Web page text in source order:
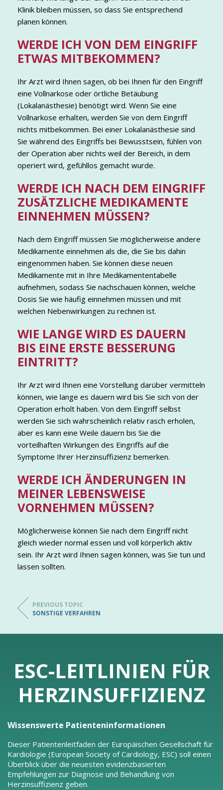
Klinik bleiben müssen, so dass Sie entsprechend
planen können.
WERDE ICH VON DEM EINGRIFF
ETWAS MITBEKOMMEN?
Ihr Arzt wird Ihnen sagen, ob bei Ihnen für den Eingriff
eine Vollnarkose oder örtliche Betäubung
(Lokalanästhesie) benötigt wird. Wenn Sie eine
Vollnarkose erhalten, werden Sie von dem Eingriff
nichts mitbekommen. Bei einer Lokalanästhesie sind
Sie während des Eingriffs bei Bewusstsein, fühlen von
der Operation aber nichts weil der Bereich, in dem
operiert wird, gefühllos gemacht wurde.
WERDE ICH NACH DEM EINGRIFF
ZUSÄTZLICHE MEDIKAMENTE
EINNEHMEN MÜSSEN?
Nach dem Eingriff müssen Sie möglicherweise andere
Medikamente einnehmen als die, die Sie bis dahin
eingenommen haben. Sie können diese neuen
Medikamente mit in Ihre Medikamententabelle
aufnehmen, sodass Sie nachschauen können, welche
Dosis Sie wie häufig einnehmen müssen und mit
welchen Nebenwirkungen zu rechnen ist.
WIE LANGE WIRD ES DAUERN
BIS EINE ERSTE BESSERUNG
EINTRITT?
Ihr Arzt wird Ihnen eine Vorstellung darüber vermitteln
können, wie lange es dauern wird bis Sie sich von der
Operation erholt haben. Von dem Eingriff selbst
werden Sie sich wahrscheinlich relativ rasch erholen,
aber es kann eine Weile dauern bis Sie die
vorteilhaften Wirkungen des Eingriffs auf die
Symptome Ihrer Herzinsuffizienz bemerken.
WERDE ICH ÄNDERUNGEN IN
MEINER LEBENSWEISE
VORNEHMEN MÜSSEN?
Möglicherweise können Sie nach dem Eingriff nicht
gleich wieder normal essen und voll körperlich aktiv
sein. Ihr Arzt wird Ihnen sagen können, was Sie tun und
lassen sollten.
PREVIOUS TOPIC
SONSTIGE VERFAHREN
ESC-LEITLINIEN FÜR
HERZINSUFFIZIENZ
Wissenswerte Patienteninformationen
Dieser Patientenleitfaden der Europäischen Gesellschaft für
Kardiologie (European Society of Cardiology, ESC) soll einen
Überblick über die neuesten evidenzbasierten
Empfehlungen zur Diagnose und Behandlung von
Herzinsuffizienz geben.